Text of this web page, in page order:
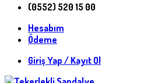
(0552) 520 15 00
Hesabım
Ödeme
Giriş Yap / Kayıt Ol